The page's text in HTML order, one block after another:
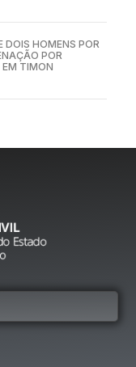
DOIS HOMENS POR
POR
EM TIMON